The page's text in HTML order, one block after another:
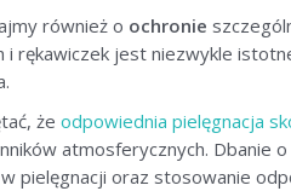
również o ochronie
i rękawiczek jest niezwykle
że odpowiednia pielęgnacja
atmosferycznych. Dbanie
pielęgnacji oraz stosowanie